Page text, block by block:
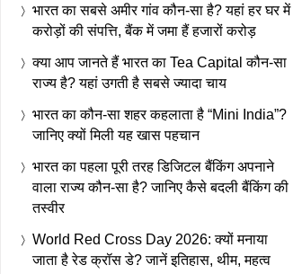
भारत का सबसे अमीर गांव कौन-सा है? यहां हर घर में
करोड़ों की संपत्ति, बैंक में जमा हैं हजारों करोड़
क्या आप जानते हैं भारत का Tea Capital कौन-सा
राज्य है? यहां उगती है सबसे ज्यादा चाय
भारत का कौन-सा शहर कहलाता है “Mini India”?
जानिए क्यों मिली यह खास पहचान
भारत का पहला पूरी तरह डिजिटल बैंकिंग अपनाने
वाला राज्य कौन-सा है? जानिए कैसे बदली बैंकिंग की
तस्वीर
World Red Cross Day 2026: क्यों मनाया
जाता है रेड क्रॉस डे? जानें इतिहास, थीम, महत्व